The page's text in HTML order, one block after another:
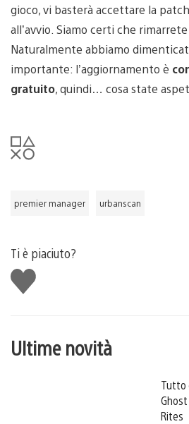
gioco, vi basterà accettare la
all’avvio. Siamo certi che
Naturalmente abbiamo
importante: l’aggiornamento è
gratuito, quindi… cosa state
premier manager urbanscan
Ti è piaciuto?
Mi
piace
Ultime novità
Tutto
Ghost
Rites